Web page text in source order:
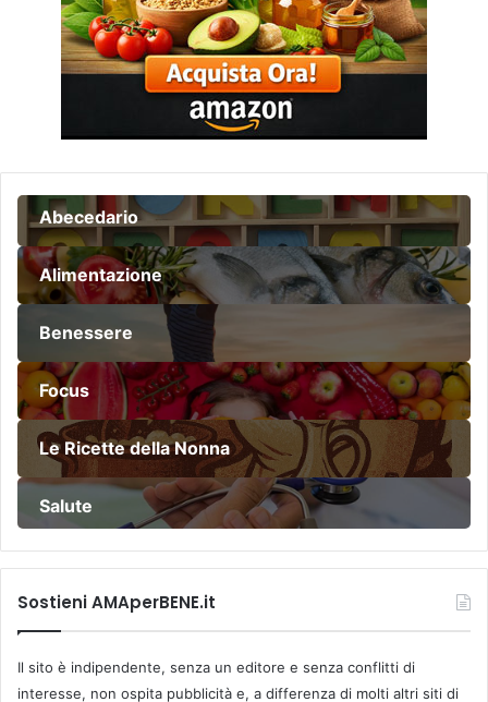
Abecedario
Alimentazione
Benessere
Focus
Le Ricette della Nonna
Salute
Sostieni AMAperBENE.it
Il sito è indipendente, senza un editore e senza conflitti di
interesse, non ospita pubblicità e, a differenza di molti altri siti di